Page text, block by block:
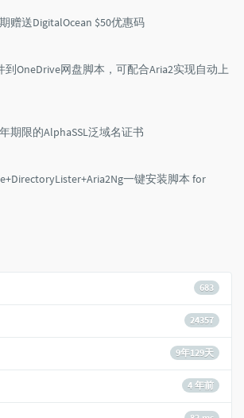
赠送DigitalOcean $50优惠码
到OneDrive网盘脚本，可配合Aria2实现自动上
期限的AlphaSSL泛域名证书
一键安装脚本 for
683
24357
9年129天
4 年前